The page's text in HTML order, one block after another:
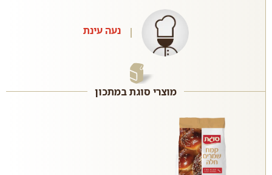
נעה עינת
מוצרי סוגת במתכון